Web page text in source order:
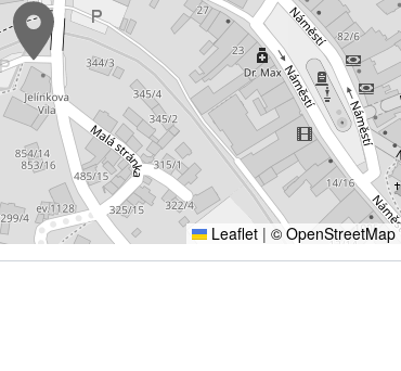
Leaflet | © OpenStreetMap